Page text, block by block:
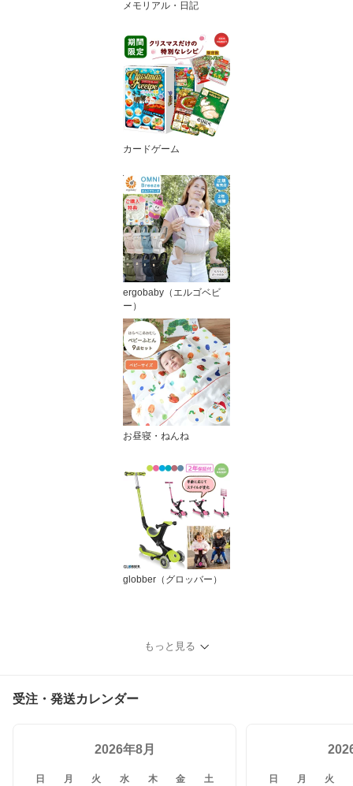
メモリアル・日記
カードゲーム
ergobaby（エルゴベビ
ー）
お昼寝・ねんね
globber（グロッバー）
もっと見る
受注・発送カレンダー
2026年8月
日 月 火 水 木 金 土 日 月 火